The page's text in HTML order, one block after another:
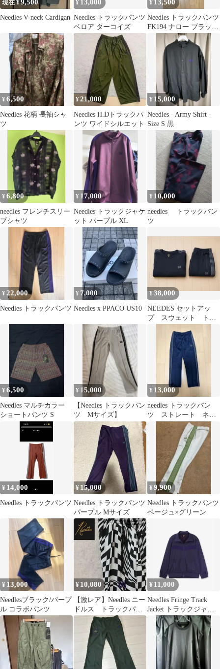
現在 ¥9,500
Needles V-neck Cardigan
¥13,000
Needles トラックパンツ
ベロア ターコイズ
¥ 13,500
Needles トラックパンツ
FK194 ナロー ブラック
パープル M
¥6,500
Needles 花柄 長袖シャ
ツ
¥21,000
Needles H.Dトラックパ
ンツ ワイドシルエット
¥ 15,000
Needles - Army Shirt -
Size S 黒
¥6,800
needles フレンチスリー
ブシャツ
¥ 17,000
Needles トラックジャケ
ット パープル XL
¥ 10,000
needles トラックパン
ツ
¥22,000
Needles トラックパンツ
¥ 7,000
Needles x PPACO US10
¥38,000
NEEDES セットアッ
プ スウェット トラ
¥6,500
Needles マルチカラー
ショートパンツ S
¥ 15,000
【Needles トラックパン
ツ Mサイズ】
¥ 13,000
needles トラックパン
ツ ストレート ネイ
¥ 14,000
Needles トラックパンツ
¥ 15,000
Needles トラックパンツ
パープル Mサイズ
¥9,900
Needles トラックパンツ
ベージュ×グリーン
¥ 13,000
Needlesブラック/パープ
ル コラボパンツ
¥ 10,080
【激レア】Needles ニー
ドルス トラックパン
ツ 完売モデル 総
柄 ジャージ
¥ 11,000
Needles Fringe Track
Jacket トラックジャケ
ット